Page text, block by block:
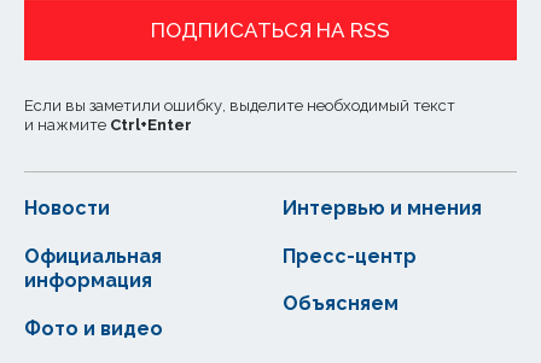
ПОДПИСАТЬСЯ НА RSS
Если вы заметили ошибку, выделите необходимый текст
и нажмите Ctrl+Enter
Новости
Официальная
информация
Интервью и мнения
Фото и видео
Пресс-центр
Объясняем